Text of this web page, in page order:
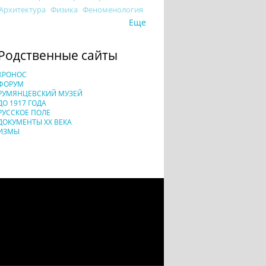
Физика Феноменология
Еще
сайты
МУЗЕЙ
1917 ГОДА
ПОЛЕ
XX ВЕКА